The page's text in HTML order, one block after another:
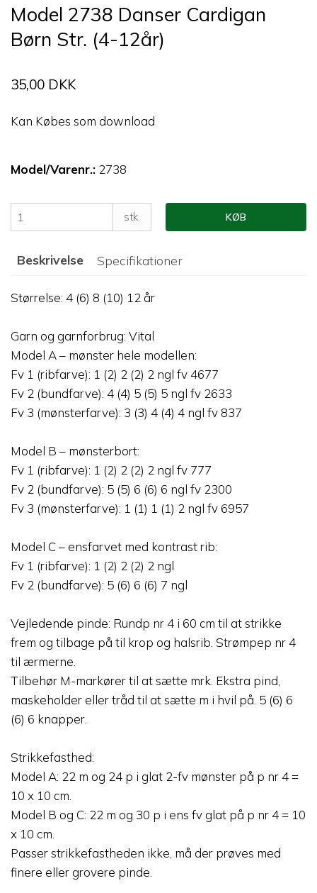
Model 2738 Danser Cardigan
Børn Str. (4-12år)
35,00 DKK
Kan Købes som download
Model/Varenr.: 2738
stk. KØB
Beskrivelse Specifikationer
Størrelse: 4 (6) 8 (10) 12 år
Garn og garnforbrug: Vital
Model A – mønster hele modellen:
Fv 1 (ribfarve): 1 (2) 2 (2) 2 ngl fv 4677
Fv 2 (bundfarve): 4 (4) 5 (5) 5 ngl fv 2633
Fv 3 (mønsterfarve): 3 (3) 4 (4) 4 ngl fv 837
Model B – mønsterbort:
Fv 1 (ribfarve): 1 (2) 2 (2) 2 ngl fv 777
Fv 2 (bundfarve): 5 (5) 6 (6) 6 ngl fv 2300
Fv 3 (mønsterfarve): 1 (1) 1 (1) 2 ngl fv 6957
Model C – ensfarvet med kontrast rib:
Fv 1 (ribfarve): 1 (2) 2 (2) 2 ngl
Fv 2 (bundfarve): 5 (6) 6 (6) 7 ngl
Vejledende pinde: Rundp nr 4 i 60 cm til at strikke
frem og tilbage på til krop og halsrib. Strømpep nr 4
til ærmerne.
Tilbehør M-markører til at sætte mrk. Ekstra pind,
maskeholder eller tråd til at sætte m i hvil på. 5 (6) 6
(6) 6 knapper.
Strikkefasthed:
Model A: 22 m og 24 p i glat 2-fv mønster på p nr 4 =
10 x 10 cm.
Model B og C: 22 m og 30 p i ens fv glat på p nr 4 = 10
x 10 cm.
Passer strikkefastheden ikke, må der prøves med
finere eller grovere pinde.